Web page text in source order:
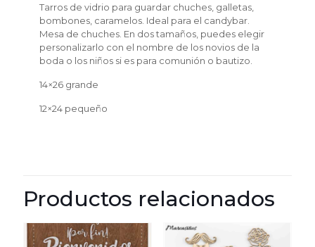
Tarros de vidrio para guardar chuches, galletas,
bombones, caramelos. Ideal para el candybar.
Mesa de chuches. En dos tamaños, puedes elegir
personalizarlo con el nombre de los novios de la
boda o los niños si es para comunión o bautizo.
14×26 grande
12×24 pequeño
Productos relacionados